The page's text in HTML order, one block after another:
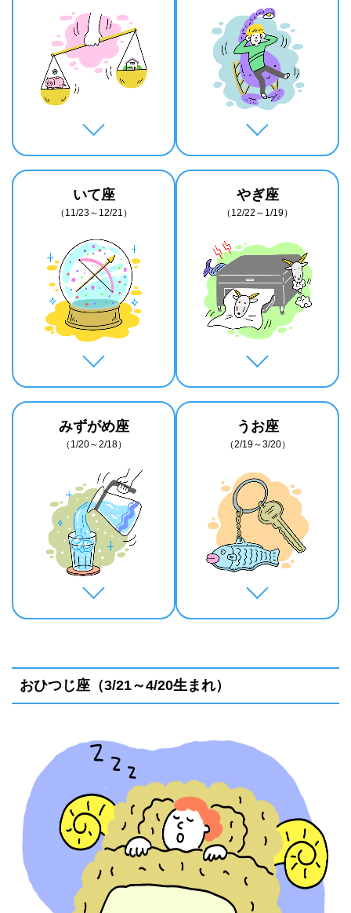
いて座
（11/23～12/21）
やぎ座
（12/22～1/19）
みずがめ座
（1/20～2/18）
うお座
（2/19～3/20）
おひつじ座（3/21～4/20生まれ）